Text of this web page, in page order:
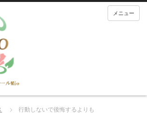
メニュー
行動しないで後悔するよりも